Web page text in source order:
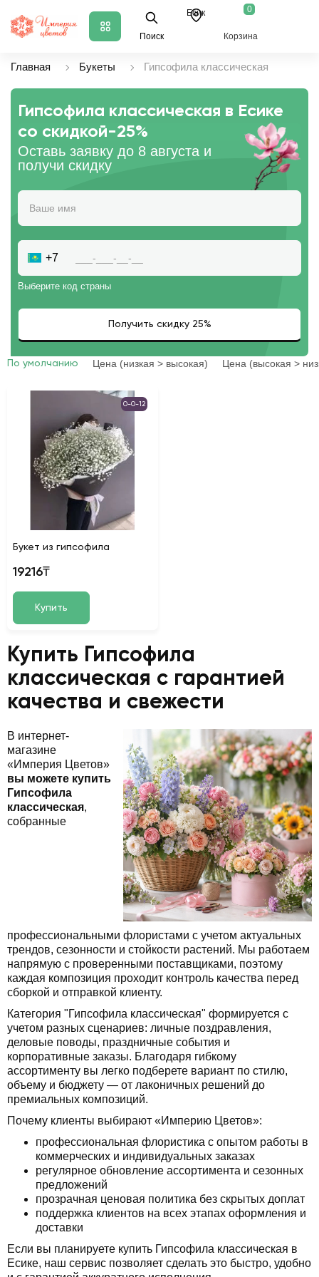
Поиск
Есик 0
Корзина
Главная Букеты Гипсофила классическая
Гипсофила классическая в Есике
со скидкой-25%
Оставь заявку до 8 августа и
получи скидку
+7
Выберите код страны
По умолчанию Цена (низкая > высокая) Цена (высокая >
0-0-12
Букет из гипсофила
19216₸
Купить
Купить Гипсофила
классическая с гарантией
качества и свежести
В интернет-
магазине
«Империя Цветов»
вы можете купить
Гипсофила
классическая,
собранные
профессиональными флористами с учетом актуальных
трендов, сезонности и стойкости растений. Мы работаем
напрямую с проверенными поставщиками, поэтому
каждая композиция проходит контроль качества перед
сборкой и отправкой клиенту.
Категория "Гипсофила классическая" формируется с
учетом разных сценариев: личные поздравления,
деловые поводы, праздничные события и
корпоративные заказы. Благодаря гибкому
ассортименту вы легко подберете вариант по стилю,
объему и бюджету — от лаконичных решений до
премиальных композиций.
Почему клиенты выбирают «Империю Цветов»:
профессиональная флористика с опытом работы в
коммерческих и индивидуальных заказах
регулярное обновление ассортимента и сезонных
предложений
прозрачная ценовая политика без скрытых доплат
поддержка клиентов на всех этапах оформления и
доставки
Если вы планируете купить Гипсофила классическая в
Есике, наш сервис позволяет сделать это быстро, удобно